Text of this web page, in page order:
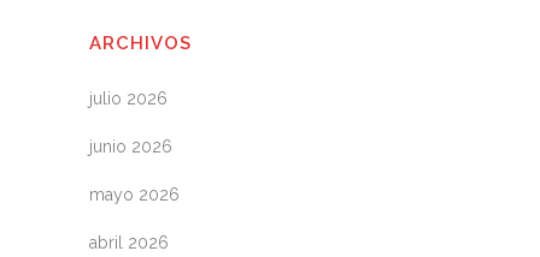
ARCHIVOS
julio 2026
junio 2026
mayo 2026
abril 2026